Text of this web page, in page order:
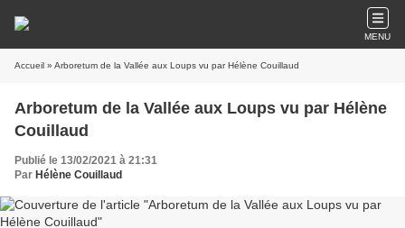
MENU
Accueil » Arboretum de la Vallée aux Loups vu par Hélène Couillaud
Arboretum de la Vallée aux Loups vu par Hélène
Couillaud
Publié le 13/02/2021 à 21:31
Par Hélène Couillaud